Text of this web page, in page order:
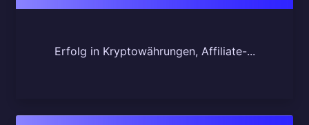
Erfolg in Kryptowährungen, Affiliate-...